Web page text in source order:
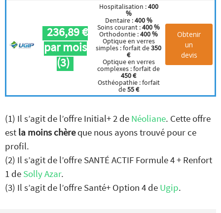
236,89 €
par mois
(3)
Hospitalisation :400
%
Dentaire :400 %
Soins courant :400 %
Orthodontie :400 %
Optique en verres
simples : forfait de350
€
Optique en verres
complexes : forfait de
450 €
Osthéopathie : forfait
de55 €
Obtenir
un
devis
(1) Il s’agit de l’offre Initial+ 2 de Néoliane. Cette offre
est la moins chèreque nous ayons trouvé pour ce
profil.
(2) Il s’agit de l’offre SANTÉ ACTIF Formule 4 + Renfort
1 de Solly Azar.
(3) Il s’agit de l’offre Santé+ Option 4 de Ugip.